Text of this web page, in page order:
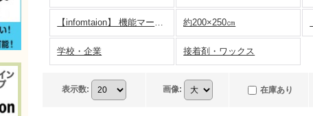
【infomtaion】 機能マーク＆取り扱いご注意 約200×250㎝
学校・企業 接着剤・ワックス
表示数: 画像: 在庫あり